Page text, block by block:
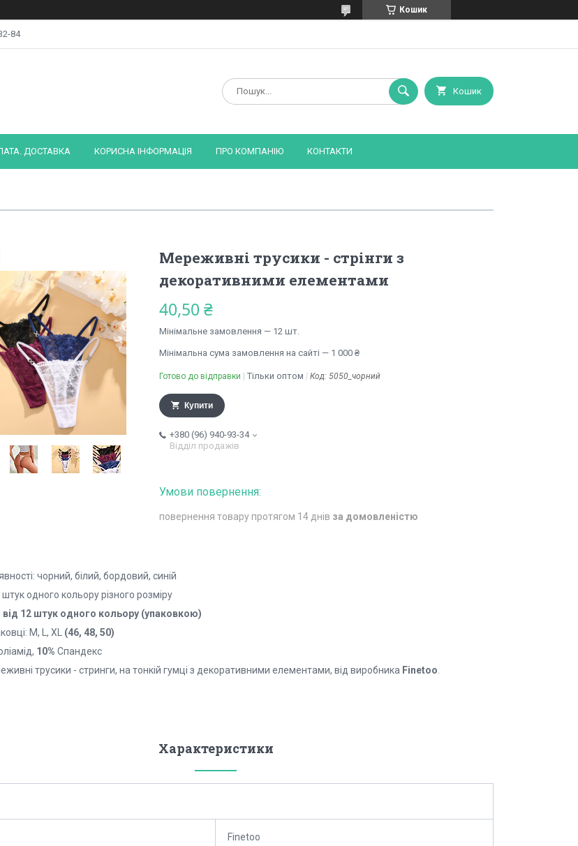
Кошик
84
Кошик
ДОСТАВКА КОРИСНА ІНФОРМАЦІЯ ПРО КОМПАНІЮ КОНТАКТИ
Мереживні трусики - стрінги з
декоративними елементами
40,50 ₴
Мінімальне замовлення — 12 шт.
Мінімальна сума замовлення на сайті — 1 000 ₴
Готово до відправки Тільки оптом Код: 5050_чорний
Купити
+380 (96) 940-93-34
Відділ продажів
повернення товару протягом 14 днів за домовленістю
чорний, білий, бордовий, синій
одного кольору різного розміру
від 12 штук одного кольору (упаковкою)
M, L, XL (46, 48, 50)
10% Спандекс
трусики - стринги, на тонкій гумці з декоративними елементами, від виробника Finetoo
Характеристики
Finetoo